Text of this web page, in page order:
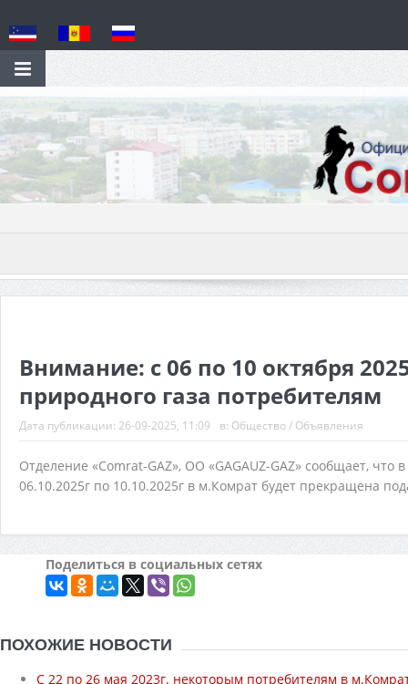
Внимание: с 06 по 10 октября
природного газа потребителям
Дата публикации: 26-09-2025, 11:09 в: Общество/ Объявления
Отделение «Comrat-GAZ», OO «GAGAUZ-GAZ» сообщает,
06.10.2025г по 10.10.2025г в м.Комрат будет прекращена
Поделиться в социальных сетях
ПОХОЖИЕ НОВОСТИ
С 22 по 26 мая 2023г. некоторым потребителям в